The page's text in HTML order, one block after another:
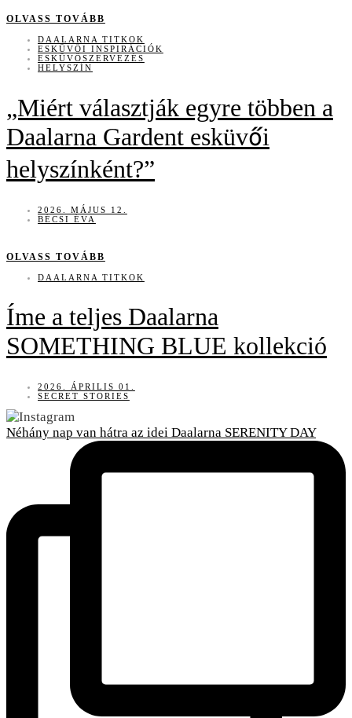
OLVASS TOVÁBB
DAALARNA TITKOK
ESKÜVŐI INSPIRÁCIÓK
ESKÜVŐSZERVEZÉS
HELYSZÍN
„Miért választják egyre többen a
Daalarna Gardent esküvői
helyszínként?”
2026. MÁJUS 12.
BÉCSI ÉVA
OLVASS TOVÁBB
DAALARNA TITKOK
Íme a teljes Daalarna
SOMETHING BLUE kollekció
2026. ÁPRILIS 01.
SECRET STORIES
Néhány nap van hátra az idei Daalarna SERENITY DAY